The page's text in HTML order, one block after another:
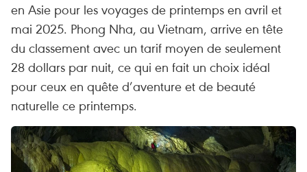
en Asie pour les voyages de printemps en avril et
mai 2025. Phong Nha, au Vietnam, arrive en tête
du classement avec un tarif moyen de seulement
28 dollars par nuit, ce qui en fait un choix idéal
pour ceux en quête d’aventure et de beauté
naturelle ce printemps.